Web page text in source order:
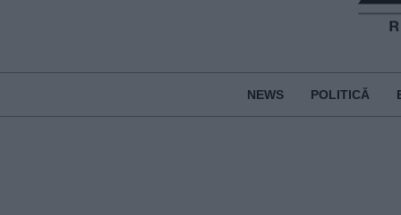
NEWS POLITICĂ